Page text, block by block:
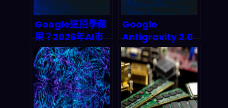
Google這招學蘋
果？2026年AI市
場版圖將被它重新
洗牌
Google
Antigravity 2.0
與 AI Studio 行動
版震撼登場：
2026 Agentic 開
發套件將如何顛覆
你的開發流程？